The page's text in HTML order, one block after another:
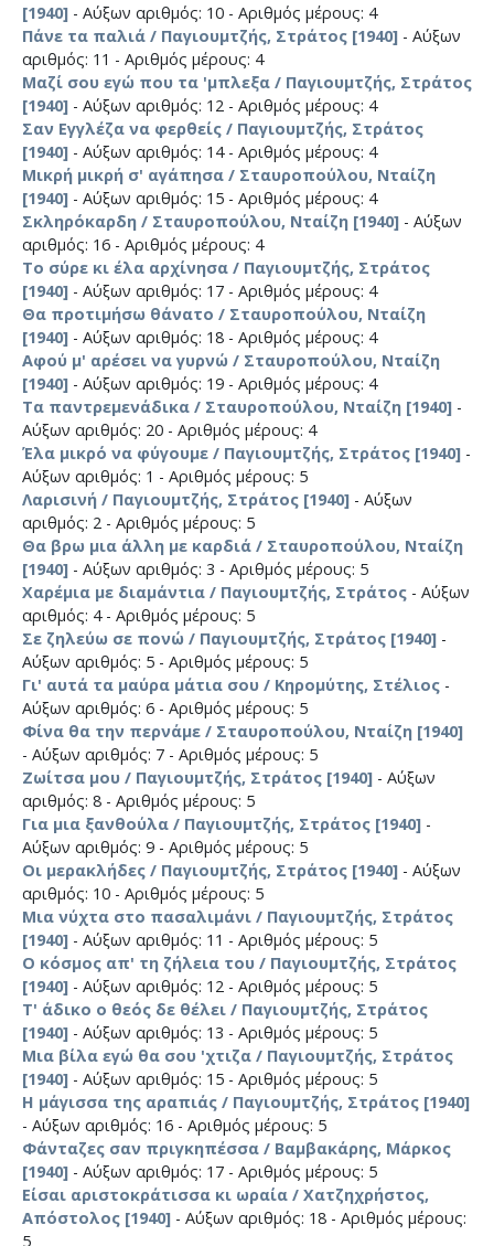
[1940] - Αύξων αριθμός: 10 - Αριθμός μέρους: 4
Πάνε τα παλιά / Παγιουμτζής, Στράτος [1940] - Αύξων
αριθμός: 11 - Αριθμός μέρους: 4
Μαζί σου εγώ που τα 'μπλεξα / Παγιουμτζής, Στράτος
[1940] - Αύξων αριθμός: 12 - Αριθμός μέρους: 4
Σαν Εγγλέζα να φερθείς / Παγιουμτζής, Στράτος
[1940] - Αύξων αριθμός: 14 - Αριθμός μέρους: 4
Μικρή μικρή σ' αγάπησα / Σταυροπούλου, Νταίζη
[1940] - Αύξων αριθμός: 15 - Αριθμός μέρους: 4
Σκληρόκαρδη / Σταυροπούλου, Νταίζη [1940] - Αύξων
αριθμός: 16 - Αριθμός μέρους: 4
Το σύρε κι έλα αρχίνησα / Παγιουμτζής, Στράτος
[1940] - Αύξων αριθμός: 17 - Αριθμός μέρους: 4
Θα προτιμήσω θάνατο / Σταυροπούλου, Νταίζη
[1940] - Αύξων αριθμός: 18 - Αριθμός μέρους: 4
Αφού μ' αρέσει να γυρνώ / Σταυροπούλου, Νταίζη
[1940] - Αύξων αριθμός: 19 - Αριθμός μέρους: 4
Τα παντρεμενάδικα / Σταυροπούλου, Νταίζη [1940] -
Αύξων αριθμός: 20 - Αριθμός μέρους: 4
Έλα μικρό να φύγουμε / Παγιουμτζής, Στράτος [1940] -
Αύξων αριθμός: 1 - Αριθμός μέρους: 5
Λαρισινή / Παγιουμτζής, Στράτος [1940] - Αύξων
αριθμός: 2 - Αριθμός μέρους: 5
Θα βρω μια άλλη με καρδιά / Σταυροπούλου, Νταίζη
[1940] - Αύξων αριθμός: 3 - Αριθμός μέρους: 5
Χαρέμια με διαμάντια / Παγιουμτζής, Στράτος - Αύξων
αριθμός: 4 - Αριθμός μέρους: 5
Σε ζηλεύω σε πονώ / Παγιουμτζής, Στράτος [1940] -
Αύξων αριθμός: 5 - Αριθμός μέρους: 5
Γι' αυτά τα μαύρα μάτια σου / Κηρομύτης, Στέλιος -
Αύξων αριθμός: 6 - Αριθμός μέρους: 5
Φίνα θα την περνάμε / Σταυροπούλου, Νταίζη [1940]
- Αύξων αριθμός: 7 - Αριθμός μέρους: 5
Ζωίτσα μου / Παγιουμτζής, Στράτος [1940] - Αύξων
αριθμός: 8 - Αριθμός μέρους: 5
Για μια ξανθούλα / Παγιουμτζής, Στράτος [1940] -
Αύξων αριθμός: 9 - Αριθμός μέρους: 5
Οι μερακλήδες / Παγιουμτζής, Στράτος [1940] - Αύξων
αριθμός: 10 - Αριθμός μέρους: 5
Μια νύχτα στο πασαλιμάνι / Παγιουμτζής, Στράτος
[1940] - Αύξων αριθμός: 11 - Αριθμός μέρους: 5
Ο κόσμος απ' τη ζήλεια του / Παγιουμτζής, Στράτος
[1940] - Αύξων αριθμός: 12 - Αριθμός μέρους: 5
Τ' άδικο ο θεός δε θέλει / Παγιουμτζής, Στράτος
[1940] - Αύξων αριθμός: 13 - Αριθμός μέρους: 5
Μια βίλα εγώ θα σου 'χτιζα / Παγιουμτζής, Στράτος
[1940] - Αύξων αριθμός: 15 - Αριθμός μέρους: 5
Η μάγισσα της αραπιάς / Παγιουμτζής, Στράτος [1940]
- Αύξων αριθμός: 16 - Αριθμός μέρους: 5
Φάνταζες σαν πριγκηπέσσα / Βαμβακάρης, Μάρκος
[1940] - Αύξων αριθμός: 17 - Αριθμός μέρους: 5
Είσαι αριστοκράτισσα κι ωραία / Χατζηχρήστος,
Απόστολος [1940] - Αύξων αριθμός: 18 - Αριθμός μέρους:
5